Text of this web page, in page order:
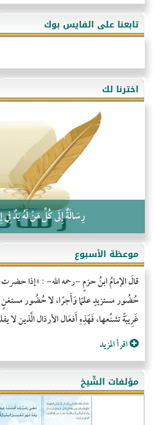
فقه النَّصيحة عند الصَّحابة الكرام رضي
لَا عِزَّةَ إِلَّا بِالإِسْلَامِ
هذه سبيلنا فماذا تنقمون؟!
أُسُـسُ بَـيْـتِ الـمُسْـلِمِ
التَّعْلِيمُ القُرْآنِي
كلمة إلى إخواني السلفيين في الجزائر
تابعنا على الفايس بوك
اخترنا لك
رِسَالَةٌ إِلَى كُلِّ مَنْ لَهُ يَدٌ فِي
موعظة الأسبوع
قالَ الإمامُ ابنُ حزمٍ -رحمه الله- : «إذا
حُضُور مستزيدٍ علمًا وَأَجرًا، لا حُضُور مستغنٍ
غَرِيبَةً تشنِّعها، فَهَذِهِ أَفعَال الأرذال الَّذين لا
اقرأ المزيد
مؤلفات الشّيخ